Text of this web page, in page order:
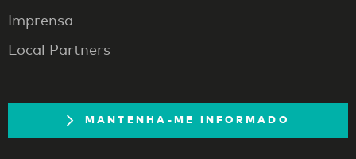
Imprensa
Local Partners
MANTENHA-ME INFORMADO